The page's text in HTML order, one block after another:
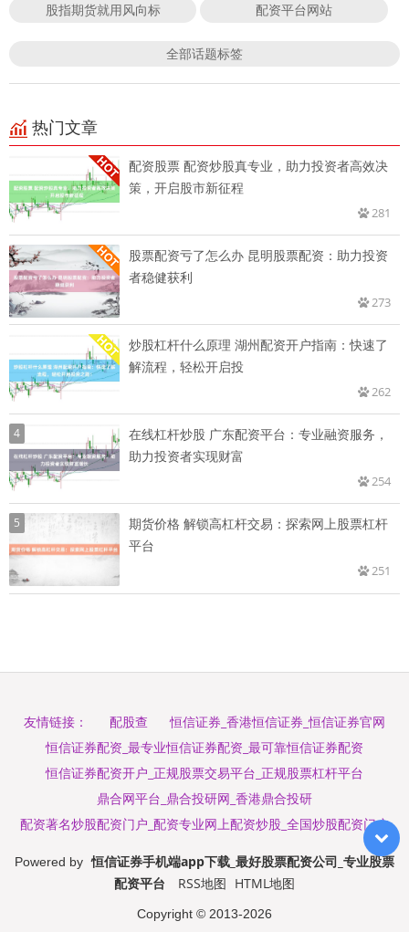
股指期货就用风向标 配资平台网站
全部话题标签
热门文章
配资股票 配资炒股真专业，助力投资者高效决
策，开启股市新征程
281
股票配资亏了怎么办 昆明股票配资：助力投资
者稳健获利
273
炒股杠杆什么原理 湖州配资开户指南：快速了
解流程，轻松开启投
262
4
在线杠杆炒股 广东配资平台：专业融资服务，
助力投资者实现财富
254
5
期货价格 解锁高杠杆交易：探索网上股票杠杆
平台
251
友情链接： 配股查
恒信证券_香港恒信证券_恒信证券官网
恒信证券配资_最专业恒信证券配资_最可靠恒信证券配资
恒信证券配资开户_正规股票交易平台_正规股票杠杆平台
鼎合网平台_鼎合投研网_香港鼎合投研
配资著名炒股配资门户_配资专业网上配资炒股_全国炒股配资门户
Powered by 恒信证券手机端app下载_最好股票配资公司_专业股票
配资平台
RSS地图 HTML地图
Copyright © 2013-2026